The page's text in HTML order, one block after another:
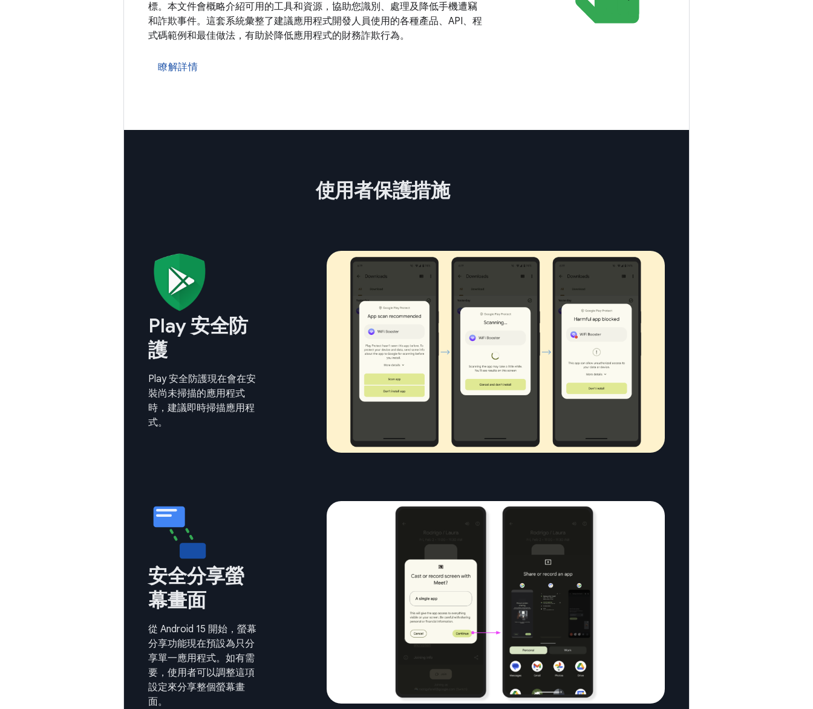
標。本文件會概略介紹可用的工具和資源，協助您識別、處理及降低手機遭竊
和詐欺事件。這套系統彙整了建議應用程式開發人員使用的各種產品、API、程
式碼範例和最佳做法，有助於降低應用程式的財務詐欺行為。
瞭解詳情
使用者保護措施
Play 安全防
護
Play 安全防護現在會在安
裝尚未掃描的應用程式
時，建議即時掃描應用程
式。
安全分享螢
幕畫面
從 Android 15 開始，螢幕
分享功能現在預設為只分
享單一應用程式。如有需
要，使用者可以調整這項
設定來分享整個螢幕畫
面。